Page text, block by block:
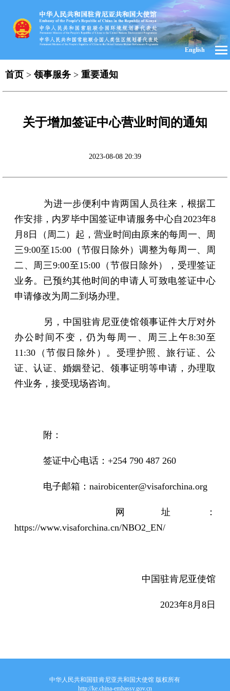
English
首页 >领事服务 > 重要通知
关于增加签证中心营业时间的通知
2023-08-08 20:39
为进一步便利中肯两国人员往来，根据工
作安排，内罗毕中国签证申请服务中心自2023年8
月8日（周二）起，营业时间由原来的每周一、周
三9:00至15:00（节假日除外）调整为每周一、周
二、周三9:00至15:00（节假日除外），受理签证
业务。已预约其他时间的申请人可致电签证中心
申请修改为周二到场办理。
另，中国驻肯尼亚使馆领事证件大厅对外
办公时间不变，仍为每周一、周三上午8:30至
11:30（节假日除外）。受理护照、旅行证、公
证、认证、婚姻登记、领事证明等申请，办理取
件业务，接受现场咨询。
附：
签证中心电话：+254 790 487 260
电子邮箱：nairobicenter@visaforchina.org
网址：
https://www.visaforchina.cn/NBO2_EN/
中国驻肯尼亚使馆
2023年8月8日
中华人民共和国驻肯尼亚共和国大使馆 版权所有
http://ke.china-embassy.gov.cn